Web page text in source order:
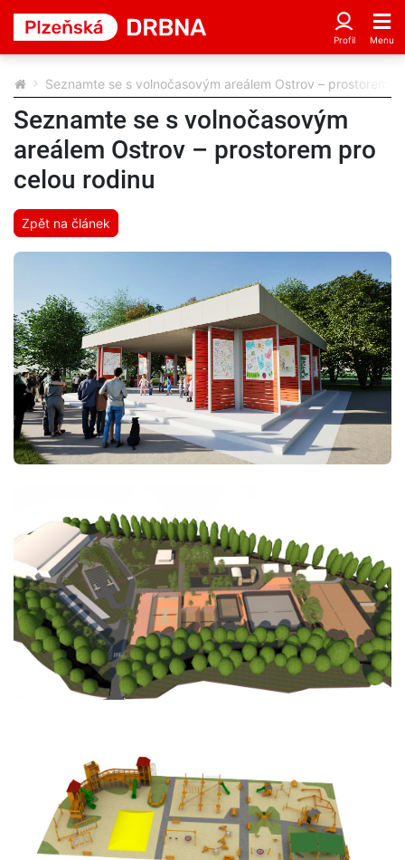
Seznamte se s volnočasovým areálem Ostrov – prostorem
Seznamte se s volnočasovým
areálem Ostrov – prostorem pro
celou rodinu
Zpět na článek